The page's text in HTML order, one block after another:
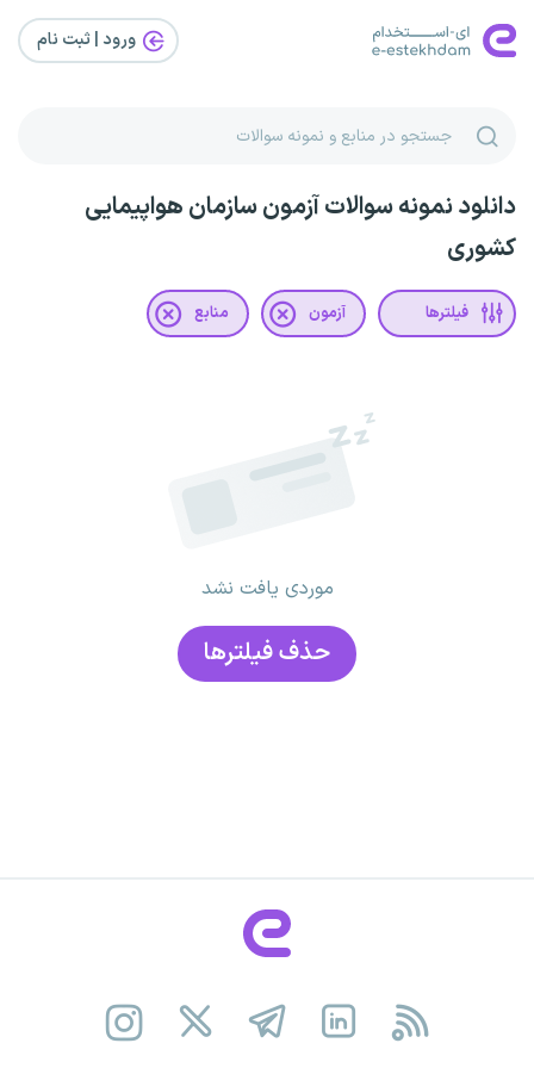
ورود | ثبت‌ نام
دانلود نمونه سوالات آزمون سازمان هواپیمایی
کشوری
فیلترها آزمون منابع
موردی یافت نشد
حذف فیلتر‌ها